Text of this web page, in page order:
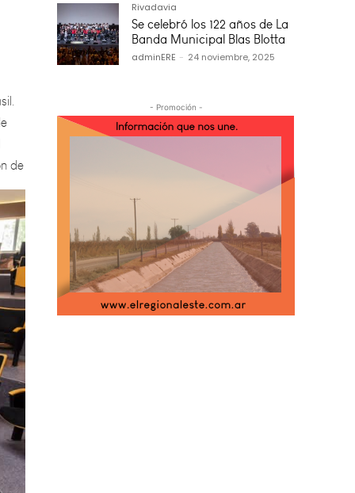
Rivadavia
Se celebró los 122 años de La
Banda Municipal Blas Blotta
adminERE - 24 noviembre, 2025
- Promoción -